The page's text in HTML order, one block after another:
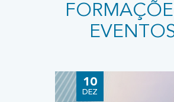
10
DEZ